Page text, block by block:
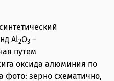
Al2O3 –
путем
оксида алюминия по
фото: зерно схематично,